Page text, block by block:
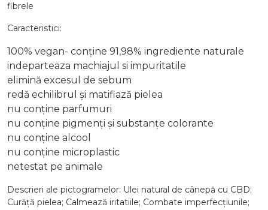
fibrele
Caracteristici:
100% vegan- conține 91,98% ingrediente naturale
indeparteaza machiajul si impuritatile
elimină excesul de sebum
redă echilibrul și matifiază pielea
nu conține parfumuri
nu conține pigmenți și substanțe colorante
nu conține alcool
nu conține microplastic
netestat pe animale
Descrieri ale pictogramelor: Ulei natural de cânepă cu CBD;
Curăță pielea; Calmează iritatiile; Combate imperfecțiunile;